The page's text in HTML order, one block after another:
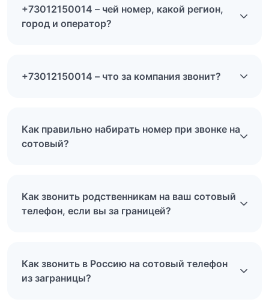
+73012150014 – чей номер, какой регион,
город и оператор?
+73012150014 – что за компания звонит?
Как правильно набирать номер при звонке на
сотовый?
Как звонить родственникам на ваш сотовый
телефон, если вы за границей?
Как звонить в Россию на сотовый телефон
из заграницы?